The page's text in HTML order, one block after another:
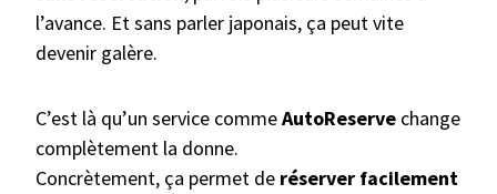
l’avance. Et sans parler japonais, ça peut vite
devenir galère.
C’est là qu’un service commeAutoReserve change
complètement la donne.
Concrètement, ça permet de réserver facilement